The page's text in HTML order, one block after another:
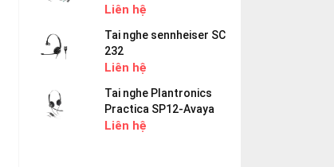
Liên hệ
Tai nghe sennheiser SC
232
Liên hệ
Tai nghe Plantronics
Practica SP12-Avaya
Liên hệ